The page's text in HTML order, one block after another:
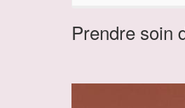
Prendre soin